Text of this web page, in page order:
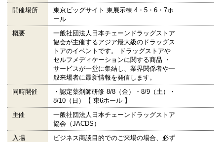
開催場所
東京ビッグサイト 東展示棟 4・5・6・7ホ
ール
概要
一般社団法人日本チェーンドラッグストア
協会が主催するアジア最大級のドラッグス
トアのイベントです。 ドラッグストアや
セルフメディケーションに関する商品 ・
サービスが一堂に集結し、業界関係者や一
般来場者に最新情報を発信します。
同時開催
・認定薬剤師研修 8/8（金）・8/9（土）・
8/10（日）【 東6ホール 】
主催
一般社団法人日本チェーンドラッグストア
協会（JACDS）
入場
ビジネス商談目的でのご来場の場合、必ず